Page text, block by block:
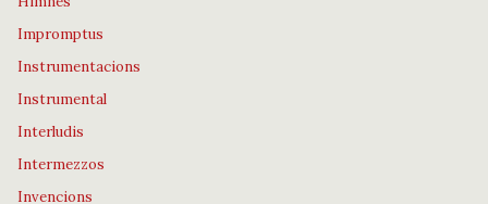
Impromptus
Instrumentacions
Instrumental
Interludis
Intermezzos
Invencions